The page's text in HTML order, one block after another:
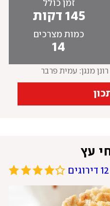
זמן כולל
145 דקות
כמות מצרכים
14
מנגן: עמית פרבר
עץ
12 דירוגים